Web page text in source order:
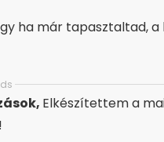
ha már tapasztaltad, a
Elkészítettem a